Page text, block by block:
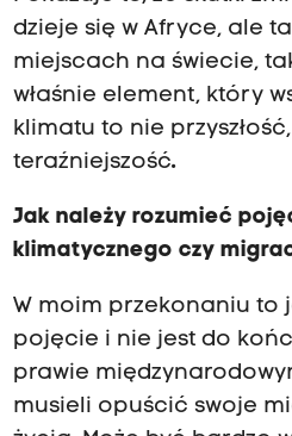
dzieje się w Afryce, ale
miejscach na świecie,
właśnie element, który
klimatu to nie
teraźniejszość.
Jak należy rozumieć
klimatycznego czy
W moim przekonaniu to
pojęcie i nie jest do
prawie
musieli opuścić swoje